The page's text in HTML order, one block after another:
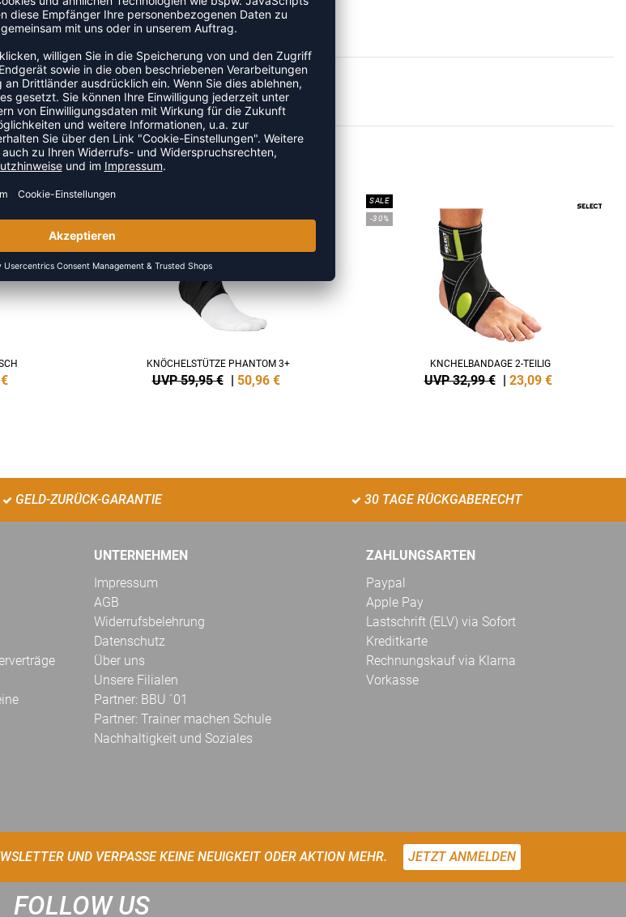
Neopren (CR)
ANGESEHEN
DER KATEGORIE FUSS
€
SALE
-15%
KNÖCHELSTÜTZE PHANTOM 3+
UVP 59,95 € | 50,96 €
SALE
-30%
KNCHELBANDAGE 2-TEILIG
UVP 32,99 € | 23,09 €
GELD-ZURÜCK-GARANTIE 30 TAGE RÜCKGABERECHT
UNTERNEHMEN
Impressum
AGB
Widerrufsbelehrung
Datenschutz
Über uns
Unsere Filialen
Partner: BBU ´01
Partner: Trainer machen Schule
Nachhaltigkeit und Soziales
ZAHLUNGSARTEN
Paypal
Apple Pay
Lastschrift (ELV) via Sofort
Kreditkarte
Rechnungskauf via Klarna
Vorkasse
UND VERPASSE KEINE NEUIGKEIT ODER AKTION MEHR. JETZT ANMELDEN
FOLLOW US